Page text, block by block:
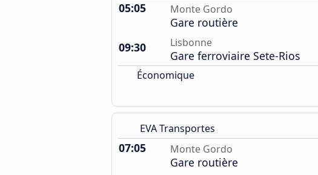
05:05 Monte Gordo
Gare routière
09:30
Lisbonne
Gare ferroviaire Sete-Rios
Économique
EVA Transportes
07:05 Monte Gordo
Gare routière